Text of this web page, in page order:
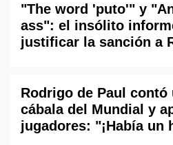
"The word 'puto'" y
ass": el insólito
justificar la sanción a
Rodrigo de Paul contó
cábala del Mundial y
jugadores: "¡Había un